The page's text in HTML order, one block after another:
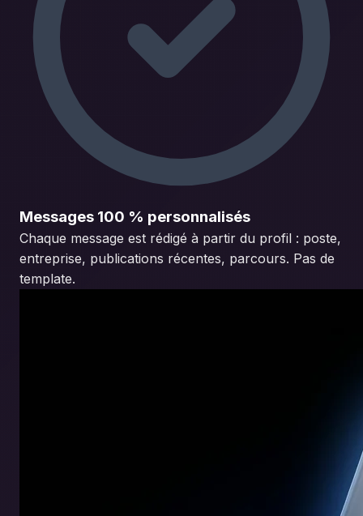
Messages 100 % personnalisés
Chaque message est rédigé à partir du profil : poste,
entreprise, publications récentes, parcours. Pas de
template.